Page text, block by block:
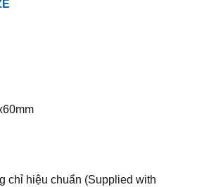
chỉ hiệu chuẩn (Supplied with